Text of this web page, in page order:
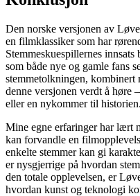
Den norske versjonen av
en filmklassiker som har
Stemmeskuespillernes
som både nye og gamle fans
stemmetolkningen,
denne versjonen verdt å høre
eller en nykommer til historien.
Mine egne erfaringer har lært
kan forvandle en
enkelte stemmer kan gi
er nysgjerrige på hvordan
den totale opplevelsen, er
hvordan kunst og teknologi